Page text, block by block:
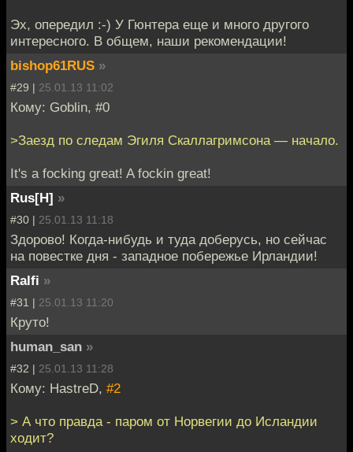
Эх, опередил :-) У Гюнтера еще и много другого
интересного. В общем, наши рекомендации!
bishop61RUS »
#29 | 25.01.13 11:02
Кому: Goblin, #0
>Заезд по следам Эгиля Скаллагримсона — начало.
It's a focking great! A fockin great!
Rus[H] »
#30 | 25.01.13 11:18
Здорово! Когда-нибудь и туда доберусь, но сейчас
на повестке дня - западное побережье Ирландии!
Ralfi »
#31 | 25.01.13 11:20
Круто!
human_san »
#32 | 25.01.13 11:28
Кому: HastreD, #2
> А что правда - паром от Норвегии до Исландии
ходит?